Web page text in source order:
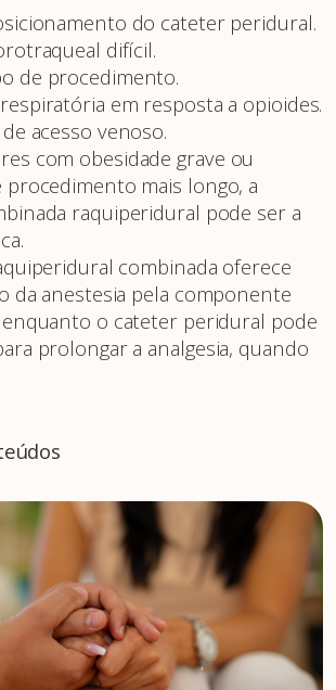
do cateter peridural.
difícil.
de procedimento.
em resposta a opioides.
acesso venoso.
com obesidade grave ou
procedimento mais longo, a
raquiperidural pode ser a
combinada oferece
da anestesia pela componente
enquanto o cateter peridural pode
prolongar a analgesia, quando